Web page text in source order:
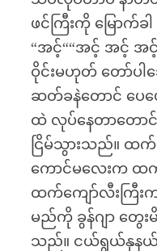
ဖင်ကြီးကို မြော
“အင့်““အင့် အင့် အင့်
ဝိုင်းမဟုတ် တော်ပ
ဆတ်ခနဲတောင် ပေပေ
ထဲ လုပ်နေတာတောင်
ငြိမ်သွားသည်။ ထ
ကောင်မလေးက ထ
ထက်ကျော်လီးကြီး
မည်ကို ခွန်ဂျာ တွေ
သည်။ ငယ်ရွယ်နုနယ်